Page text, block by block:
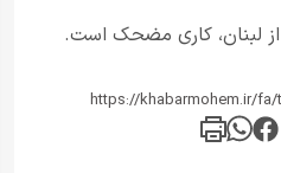
لبنان، کاری مضحک است.